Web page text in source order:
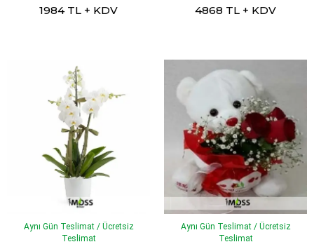
1984 TL + KDV
4868 TL + KDV
Aynı Gün Teslimat / Ücretsiz
Teslimat
Aynı Gün Teslimat / Ücretsiz
Teslimat